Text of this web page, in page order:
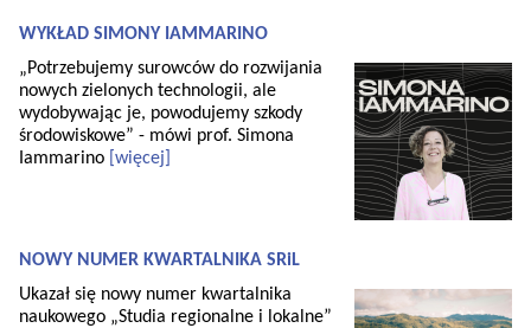
WYKŁAD SIMONY IAMMARINO
„Potrzebujemy surowców do rozwijania
nowych zielonych technologii, ale
wydobywając je, powodujemy szkody
środowiskowe” - mówi prof. Simona
Iammarino [więcej]
NOWY NUMER KWARTALNIKA SRiL
Ukazał się nowy numer kwartalnika
naukowego „Studia regionalne i lokalne”